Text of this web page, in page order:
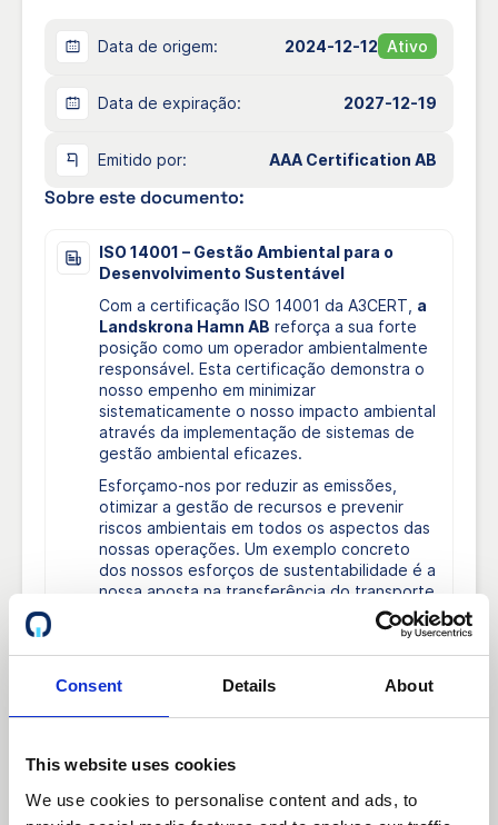
Consent Details About
This website uses cookies
We use cookies to personalise content and ads, to
Data de origem: 2024-12-12 Ativo
Data de expiração: 2027-12-19
Emitido por: AAA Certification AB
Sobre este documento:
ISO 14001 – Gestão Ambiental para o
Desenvolvimento Sustentável
Com a certificação ISO 14001 da A3CERT, a
Landskrona Hamn AB reforça a sua forte
posição como um operador ambientalmente
responsável. Esta certificação demonstra o
nosso empenho em minimizar
sistematicamente o nosso impacto ambiental
através da implementação de sistemas de
gestão ambiental eficazes.
Esforçamo-nos por reduzir as emissões,
otimizar a gestão de recursos e prevenir
riscos ambientais em todos os aspectos das
nossas operações. Um exemplo concreto
dos nossos esforços de sustentabilidade é a
nossa aposta na transferência do transporte
para rotas marítimas, contribuindo para
soluções logísticas mais sustentáveis.
nossos processos, garantimos que os nossos
do que uma simples certificação – é uma
parte integrante da nossa identidade como
parceiro sustentável e com visão de futuro.